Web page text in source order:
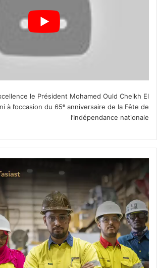
le Président Mohamed Ould Cheikh El
à l’occasion du 65ᵉ anniversaire de la Fête de
l’Indépendance nationale